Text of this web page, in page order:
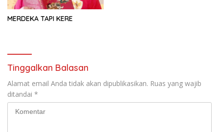
MERDEKA TAPI KERE
Tinggalkan Balasan
Alamat email Anda tidak akan dipublikasikan. Ruas yang wajib
ditandai *